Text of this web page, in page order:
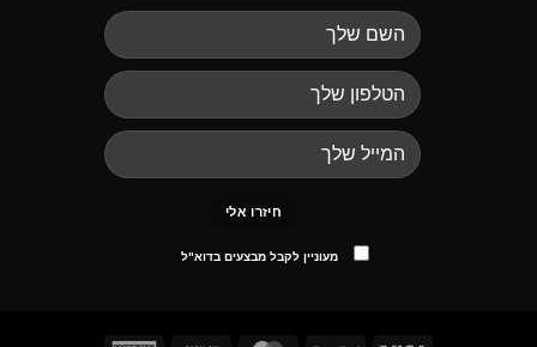
מעוניין לקבל מבצעים בדוא"ל